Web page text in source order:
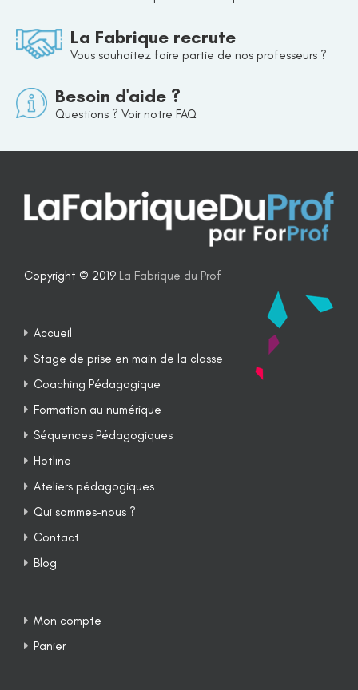
La Fabrique recrute
Vous souhaitez faire partie de nos professeurs ?
Besoin d'aide ?
Questions ? Voir notre FAQ
Copyright © 2019 La Fabrique du Prof
Accueil
Stage de prise en main de la classe
Coaching Pédagogique
Formation au numérique
Séquences Pédagogiques
Hotline
Ateliers pédagogiques
Qui sommes-nous ?
Contact
Blog
Mon compte
Panier